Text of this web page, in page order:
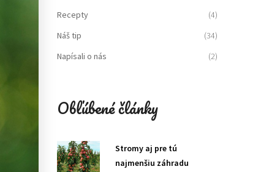
Recepty
(4)
Náš tip
(34)
Napísali o nás
(2)
Obľúbené články
Stromy aj pre tú
najmenšiu záhradu